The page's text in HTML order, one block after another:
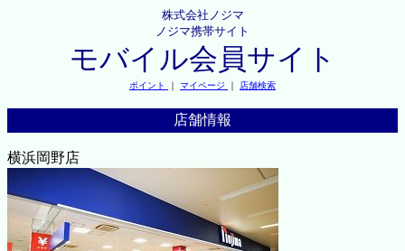
株式会社ノジマ
ノジマ携帯サイト
モバイル会員サイト
ポイント ｜ マイページ ｜ 店舗検索
店舗情報
横浜岡野店